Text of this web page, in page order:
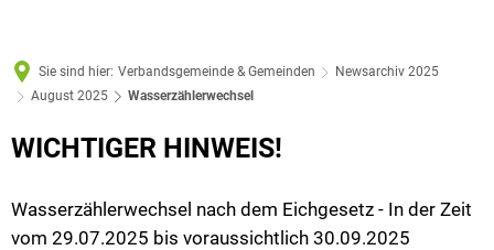
Sie sind hier: Verbandsgemeinde & Gemeinden
Newsarchiv 2025
August 2025
Wasserzählerwechsel
WICHTIGER HINWEIS!
Wasserzählerwechsel nach dem Eichgesetz - In der Zeit
vom 29.07.2025 bis voraussichtlich 30.09.2025